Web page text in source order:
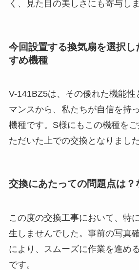
く、見た目の美しさにも寄与しま
今回設置する換気扇を選択し
すめ機種
V-141BZ5は、その優れた機能性
マンスから、私たちが自信を持
機種です。S様にもこの機種を
ただいた上での交換となりました
交換にあたっての問題点は？
この度の交換工事において、特
生しませんでした。事前の写真
により、スムーズに作業を進め
です。